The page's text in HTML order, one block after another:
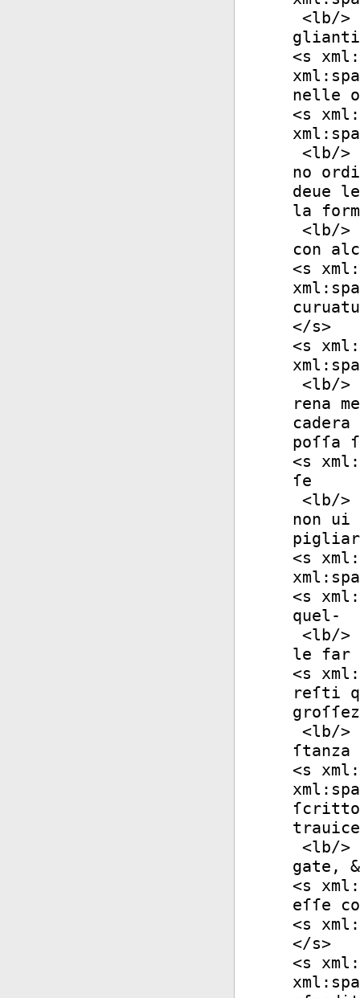
<lb/>
<s
nelle
<s
<lb/>
no
deue
la
<lb/>
con
<s
</s>
<s
<lb/>
rena
poſſa
<s
ſe
<lb/>
non ui
<s
<s
quel-
<lb/>
le far
<s
reſti
<lb/>
<s
<lb/>
gate,
<s
eſſe
<s
</s>
<s